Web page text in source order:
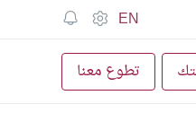
EN
تطوع معنا